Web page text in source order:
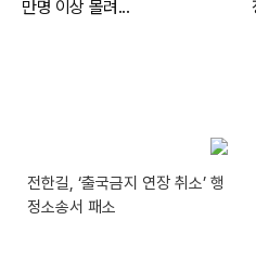
전한길, ‘출국금지 연장 취소’ 행
정소송서 패소